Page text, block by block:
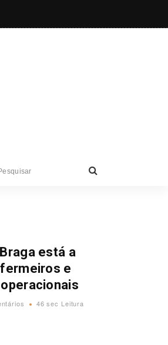
está a
e
46 sec Leitura